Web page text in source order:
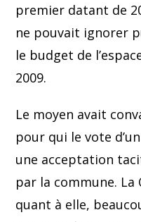
premier datant de
ne pouvait ignorer
le budget de
2009.
Le moyen avait
pour qui le vote
une acceptation
par la commune. La
quant à elle,